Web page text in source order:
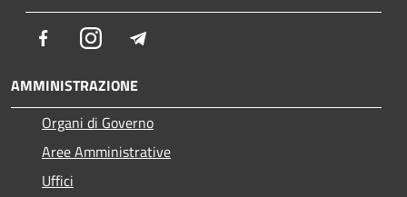
FacebookInstagram
AMMINISTRAZIONE
Organi di Governo
Aree Amministrative
Uffici